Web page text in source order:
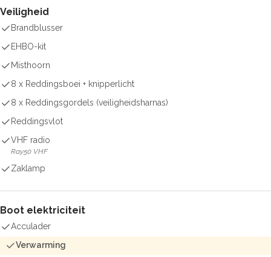
Veiligheid
Brandblusser
EHBO-kit
Misthoorn
8 x Reddingsboei + knipperlicht
8 x Reddingsgordels (veiligheidsharnas)
Reddingsvlot
VHF radio
Ray50 VHF
Zaklamp
Boot elektriciteit
Acculader
Verwarming